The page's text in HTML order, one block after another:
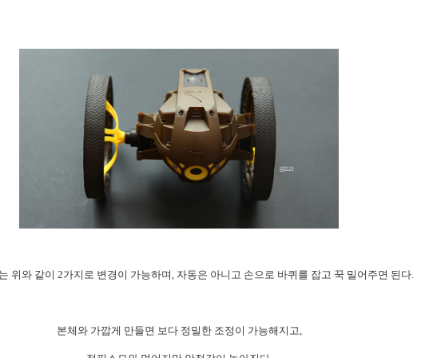
위와 같이 2가지로 변경이 가능하며, 자동은 아니고 손으로 바퀴를 잡고 꾹 밀어주면 된다.
본체와 가깝게 만들면 보다 정밀한 조정이 가능해지고,